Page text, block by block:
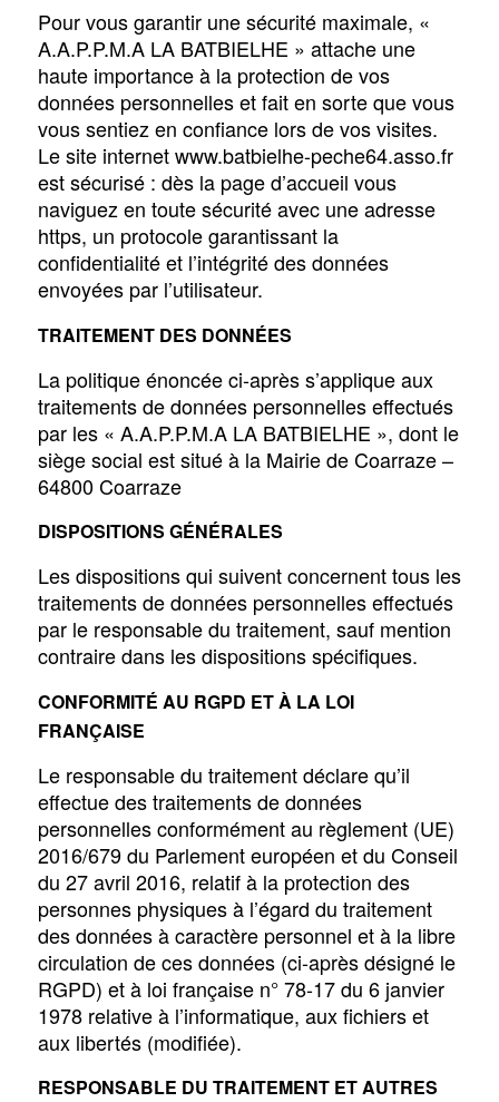
Pour vous garantir une sécurité maximale, «
A.A.P.P.M.A LA BATBIELHE » attache une
haute importance à la protection de vos
données personnelles et fait en sorte que vous
vous sentiez en confiance lors de vos visites.
Le site internet www.batbielhe-peche64.asso.fr
est sécurisé : dès la page d’accueil vous
naviguez en toute sécurité avec une adresse
https, un protocole garantissant la
confidentialité et l’intégrité des données
envoyées par l’utilisateur.
TRAITEMENT DES DONNÉES
La politique énoncée ci-après s’applique aux
traitements de données personnelles effectués
par les « A.A.P.P.M.A LA BATBIELHE », dont le
siège social est situé à la Mairie de Coarraze –
64800 Coarraze
DISPOSITIONS GÉNÉRALES
Les dispositions qui suivent concernent tous les
traitements de données personnelles effectués
par le responsable du traitement, sauf mention
contraire dans les dispositions spécifiques.
CONFORMITÉ AU RGPD ET À LA LOI
FRANÇAISE
Le responsable du traitement déclare qu’il
effectue des traitements de données
personnelles conformément au règlement (UE)
2016/679 du Parlement européen et du Conseil
du 27 avril 2016, relatif à la protection des
personnes physiques à l’égard du traitement
des données à caractère personnel et à la libre
circulation de ces données (ci-après désigné le
RGPD) et à loi française n° 78-17 du 6 janvier
1978 relative à l’informatique, aux fichiers et
aux libertés (modifiée).
RESPONSABLE DU TRAITEMENT ET AUTRES